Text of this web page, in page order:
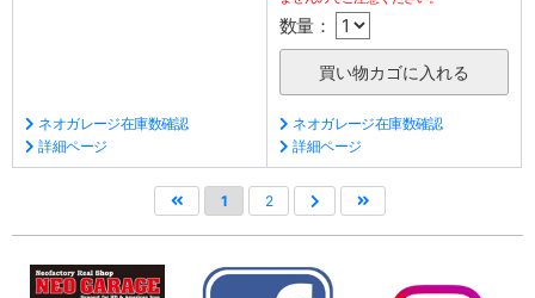
ネオガレージ在庫数確認
詳細ページ
数量：
ネオガレージ在庫数確認
詳細ページ
1 2